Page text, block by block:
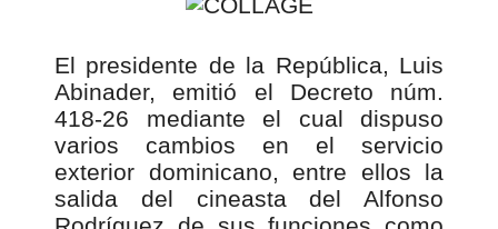
El presidente de la República, Luis
Abinader, emitió el Decreto núm.
418-26 mediante el cual dispuso
varios cambios en el servicio
exterior dominicano, entre ellos la
salida del cineasta del Alfonso